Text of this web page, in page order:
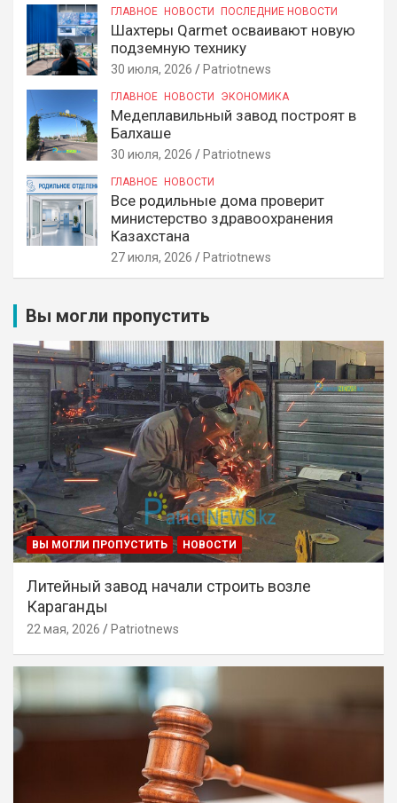
ГЛАВНОЕ НОВОСТИ ПОСЛЕДНИЕ НОВОСТИ
Шахтеры Qarmet осваивают новую
подземную технику
30 июля, 2026 Patriotnews
ГЛАВНОЕ НОВОСТИ ЭКОНОМИКА
Медеплавильный завод построят в
Балхаше
30 июля, 2026 Patriotnews
ГЛАВНОЕ НОВОСТИ
Все родильные дома проверит
министерство здравоохранения
Казахстана
27 июля, 2026 Patriotnews
Вы могли пропустить
ВЫ МОГЛИ ПРОПУСТИТЬ НОВОСТИ
Литейный завод начали строить возле
Караганды
22 мая, 2026 Patriotnews